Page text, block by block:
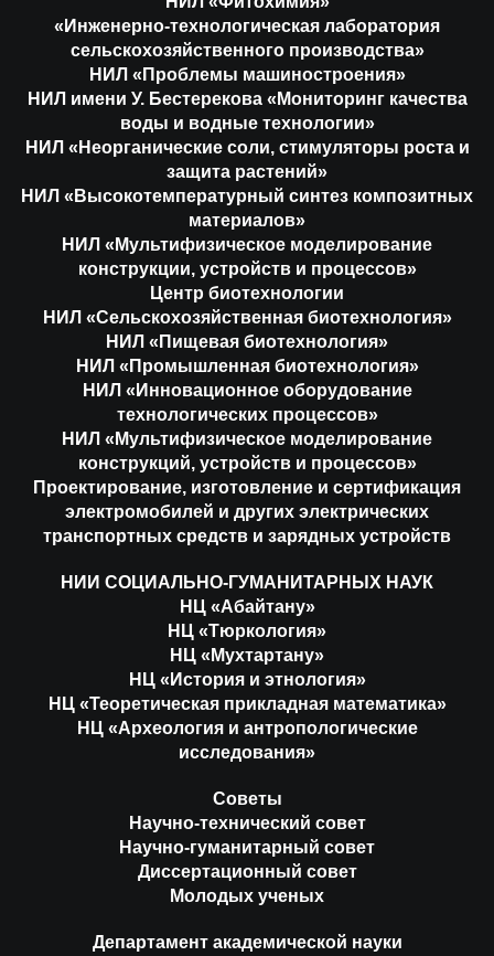
«Инженерно-технологическая лаборатория
сельскохозяйственного производства»
НИЛ «Проблемы машиностроения»
НИЛ имени У. Бестерекова «Мониторинг качества
воды и водные технологии»
НИЛ «Неорганические соли, стимуляторы роста и
защита растений»
НИЛ «Высокотемпературный синтез композитных
материалов»
НИЛ «Мультифизическое моделирование
конструкции, устройств и процессов»
Центр биотехнологии
НИЛ «Сельскохозяйственная биотехнология»
НИЛ «Пищевая биотехнология»
НИЛ «Промышленная биотехнология»
НИЛ «Инновационное оборудование
технологических процессов»
НИЛ «Мультифизическое моделирование
конструкций, устройств и процессов»
Проектирование, изготовление и сертификация
электромобилей и других электрических
транспортных средств и зарядных устройств
НИИ СОЦИАЛЬНО-ГУМАНИТАРНЫХ НАУК
НЦ «Абайтану»
НЦ «Тюркология»
НЦ «Мухтартану»
НЦ «История и этнология»
НЦ «Теоретическая прикладная математика»
НЦ «Археология и антропологические
исследования»
Советы
Научно-технический совет
Научно-гуманитарный совет
Диссертационный совет
Молодых ученых
Департамент академической науки